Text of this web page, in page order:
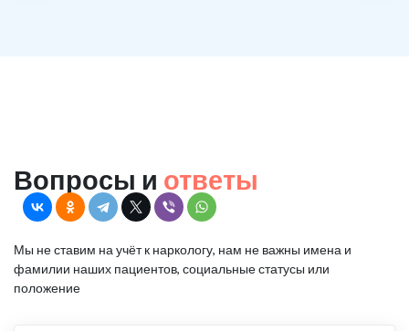
Вопросы и ответы
Мы не ставим на учёт к наркологу, нам не важны имена и
фамилии наших пациентов, социальные статусы или
положение